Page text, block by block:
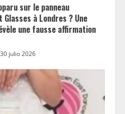
sur le panneau
à Londres ? Une
une fausse affirmation
30 julio 2026